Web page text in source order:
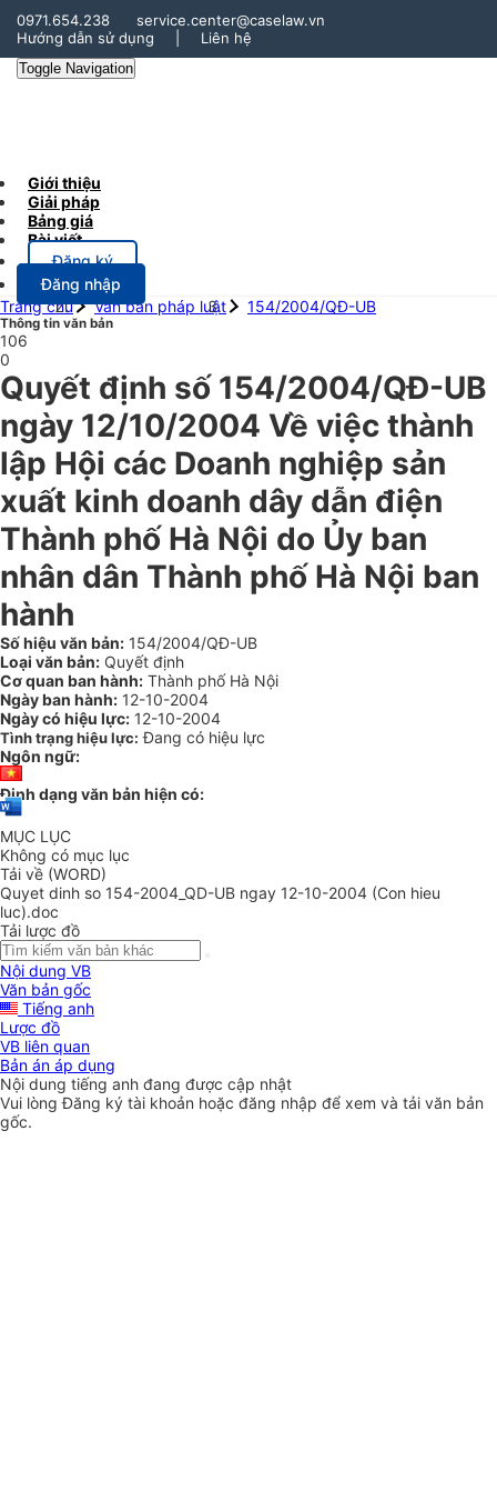
0971.654.238
service.center@caselaw.vn
Hướng dẫn sử dụng
Liên hệ
Toggle Navigation
Giới thiệu
Giải pháp
Bảng giá
Bài viết
Đăng ký
Đăng nhập
Trang chủ
Văn bản pháp luật 154/2004/QĐ-UB
Thông tin văn bản
106
0
Quyết định số 154/2004/QĐ-UB
ngày 12/10/2004 Về việc thành
lập Hội các Doanh nghiệp sản
xuất kinh doanh dây dẫn điện
Thành phố Hà Nội do Ủy ban
nhân dân Thành phố Hà Nội ban
hành
Số hiệu văn bản: 154/2004/QĐ-UB
Loại văn bản: Quyết định
Cơ quan ban hành: Thành phố Hà Nội
Ngày ban hành: 12-10-2004
Ngày có hiệu lực: 12-10-2004
Tình trạng hiệu lực: Đang có hiệu lực
Ngôn ngữ:
Định dạng văn bản hiện có:
MỤC LỤC
Không có mục lục
Tải về (WORD)
Quyet dinh so 154-2004_QD-UB ngay 12-10-2004 (Con hieu
luc).doc
Tải lược đồ
Nội dung VB
Văn bản gốc
Tiếng anh
Lược đồ
VB liên quan
Bản án áp dụng
Nội dung tiếng anh đang được cập nhật
Vui lòngĐăng ký tài khoản hoặc đăng nhập để xem và tải văn bản
gốc.